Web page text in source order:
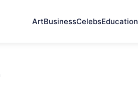
ArtBusinessCelebsEducation